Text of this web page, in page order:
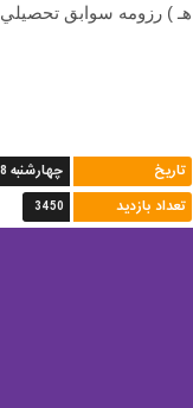
هـ ) رزومه سوابق
تاریخ
چهارشنبه 1396/4/28 ساعت 10:04
تعداد بازدید
3450